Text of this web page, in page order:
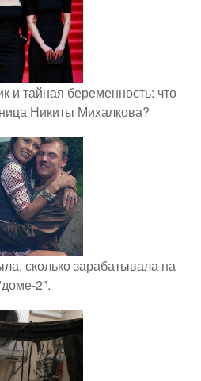
и тайная беременность: что
Никиты Михалкова?
сколько зарабатывала на
2".